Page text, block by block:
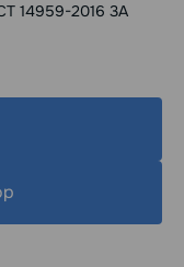
14959-2016 3А